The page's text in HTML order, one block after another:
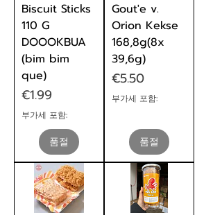
Biscuit Sticks
110 G
DOOOKBUA
(bim bim
que)
가격
€1.99
부가세 포함:
품절
Gout'e v.
Orion Kekse
168,8g(8x
39,6g)
가격
€5.50
부가세 포함:
품절